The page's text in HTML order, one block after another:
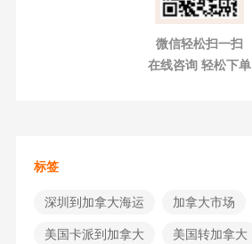
微信轻松扫一扫
在线咨询 轻松下单
标签
深圳到加拿大海运 加拿大市场
美国卡派到加拿大 美国转加拿大